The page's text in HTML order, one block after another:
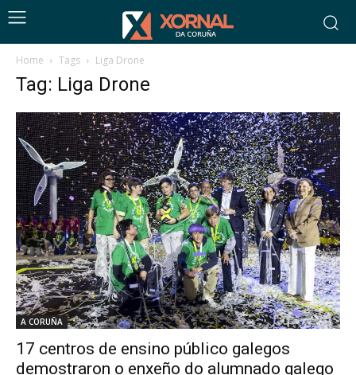
Home Tags Liga Drone
Tag: Liga Drone
A CORUÑA
17 centros de ensino público galegos
demostraron o enxeño do alumnado galego